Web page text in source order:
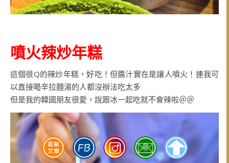
噴火辣炒年糕
這個很Q的辣炒年糕，好吃！但醬汁實在是讓人噴火！連我可
以直接喝辛拉麵湯的人都沒辦法吃太多
但是我的韓國朋友很愛，說跟冰一起吃就不會辣啦＠＠